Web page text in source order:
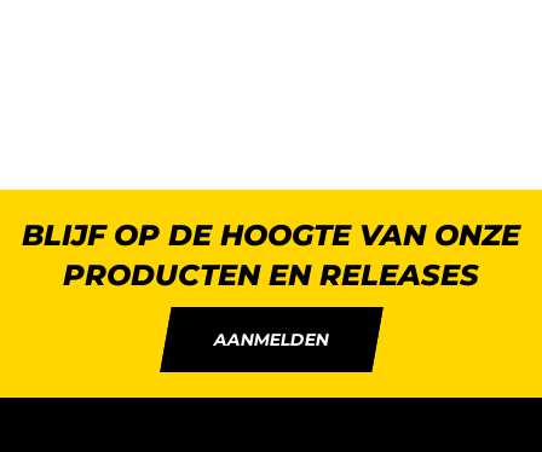
BLIJF OP DE HOOGTE VAN ONZE
PRODUCTEN EN RELEASES
AANMELDEN